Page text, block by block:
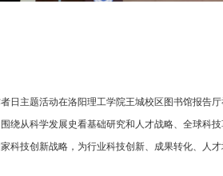
日主题活动在洛阳理工学院王城校区图书馆报告
绕从科学发展史看基础研究和人才战略、全球科
科技创新战略，为行业科技创新、成果转化、人才